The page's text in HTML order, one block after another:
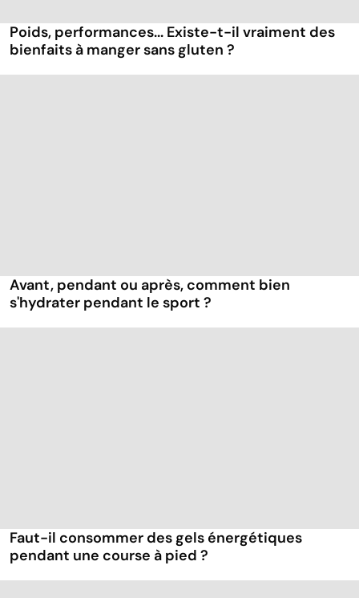
Poids, performances... Existe-t-il vraiment des
bienfaits à manger sans gluten ?
Avant, pendant ou après, comment bien
s'hydrater pendant le sport ?
Faut-il consommer des gels énergétiques
pendant une course à pied ?